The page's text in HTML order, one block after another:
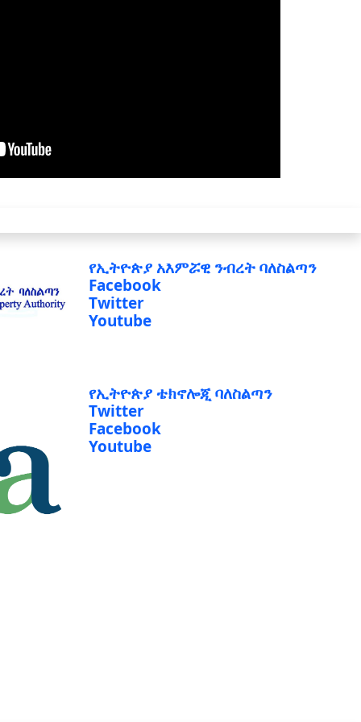
የኢትዮጵያ አእምሯዊ ንብረት ባለስልጣን
Facebook
Twitter
Youtube
የኢትዮጵያ ቴክኖሎጂ ባለስልጣን
Twitter
Facebook
Youtube